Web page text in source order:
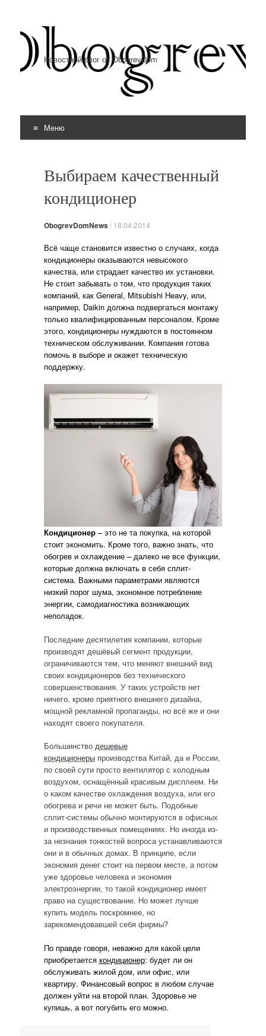
Новостной блог от ObogrevDom
Меню
Выбираем качественный
кондиционер
ObogrevDomNews/ 18.04.2014
Всё чаще становится известно о случаях, когда
кондиционеры оказываются невысокого
качества, или страдает качество их установки.
Не стоит забывать о том, что продукция таких
компаний, как General, Mitsubishi Heavy, или,
например, Daikin должна подвергаться монтажу
только квалифицированным персоналом. Кроме
этого, кондиционеры нуждаются в постоянном
техническом обслуживании. Компания готова
помочь в выборе и окажет техническую
поддержку.
Кондиционер– это не та покупка, на которой
стоит экономить. Кроме того, важно знать, что
обогрев и охлаждение – далеко не все функции,
которые должна включать в себя сплит-
система. Важными параметрами являются
низкий порог шума, экономное потребление
энергии, самодиагностика возникающих
неполадок.
Последние десятилетия компании, которые
производят дешёвый сегмент продукции,
ограничиваются тем, что меняют внешний вид
своих кондиционеров без технического
совершенствования. У таких устройств нет
ничего, кроме приятного внешнего дизайна,
мощной рекламной пропаганды, но всё же и они
находят своего покупателя.
Большинство дешевые
кондиционерыпроизводства Китай, да и России,
по своей сути просто вентилятор с холодным
воздухом, оснащённый красивым дисплеем. Ни
о каком качестве охлаждения воздуха, или его
обогрева и речи не может быть. Подобные
сплит-системы обычно монтируются в офисных
и производственных помещениях. Но иногда из-
за незнания тонкостей вопроса устанавливаются
они и в обычных домах. В принципе, если
экономия денег стоит на первом месте, а потом
уже здоровье человека и экономия
электроэнергии, то такой кондиционер имеет
право на существование. Но может лучше
купить модель поскромнее, но
зарекомендовавшей себя фирмы?
По правде говоря, неважно для какой цели
приобретается кондиционер: будет ли он
обслуживать жилой дом, или офис, или
квартиру. Финансовый вопрос в любом случае
должен уйти на второй план. Здоровье не
купишь, а вот погубить его можно.